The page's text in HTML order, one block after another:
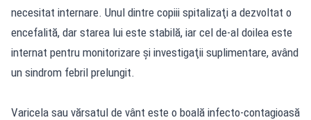
necesitat internare. Unul dintre copiii spitalizaţi a dezvoltat o
encefalită, dar starea lui este stabilă, iar cel de-al doilea este
internat pentru monitorizare şi investigaţii suplimentare, având
un sindrom febril prelungit.
Varicela sau vărsatul de vânt este o boală infecto-contagioasă